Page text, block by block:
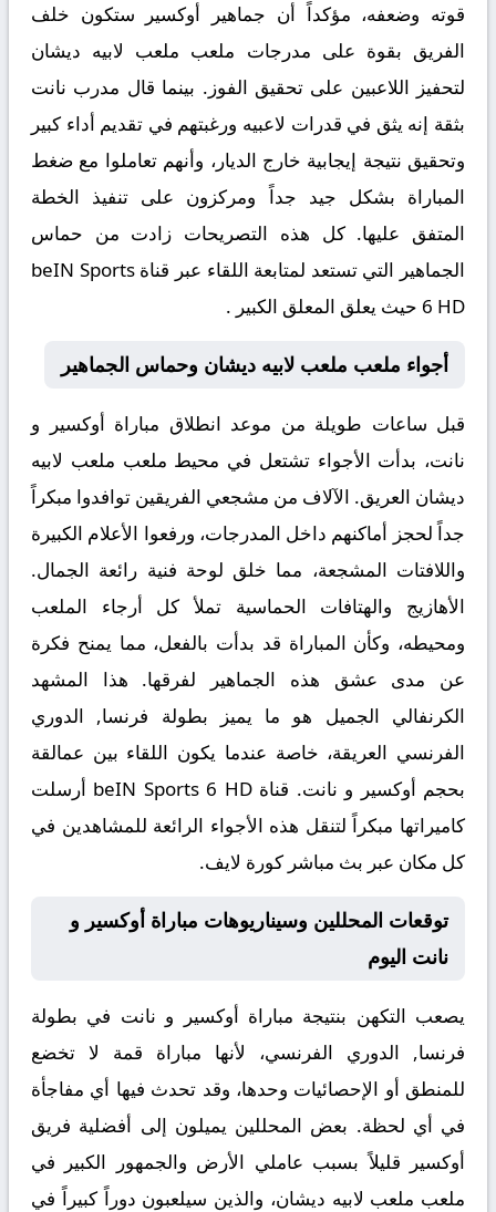
قوته وضعفه، مؤكداً أن جماهير أوكسير ستكون خلف
الفريق بقوة على مدرجات ملعب ملعب لابيه ديشان
لتحفيز اللاعبين على تحقيق الفوز. بينما قال مدرب نانت
بثقة إنه يثق في قدرات لاعبيه ورغبتهم في تقديم أداء كبير
وتحقيق نتيجة إيجابية خارج الديار، وأنهم تعاملوا مع ضغط
المباراة بشكل جيد جداً ومركزون على تنفيذ الخطة
المتفق عليها. كل هذه التصريحات زادت من حماس
الجماهير التي تستعد لمتابعة اللقاء عبر قناة beIN Sports
6 HD حيث يعلق المعلق الكبير .
أجواء ملعب ملعب لابيه ديشان وحماس الجماهير
قبل ساعات طويلة من موعد انطلاق مباراة أوكسير و
نانت، بدأت الأجواء تشتعل في محيط ملعب ملعب لابيه
ديشان العريق. الآلاف من مشجعي الفريقين توافدوا مبكراً
جداً لحجز أماكنهم داخل المدرجات، ورفعوا الأعلام الكبيرة
واللافتات المشجعة، مما خلق لوحة فنية رائعة الجمال.
الأهازيج والهتافات الحماسية تملأ كل أرجاء الملعب
ومحيطه، وكأن المباراة قد بدأت بالفعل، مما يمنح فكرة
عن مدى عشق هذه الجماهير لفرقها. هذا المشهد
الكرنفالي الجميل هو ما يميز بطولة فرنسا, الدوري
الفرنسي العريقة، خاصة عندما يكون اللقاء بين عمالقة
بحجم أوكسير و نانت. قناة beIN Sports 6 HD أرسلت
كاميراتها مبكراً لتنقل هذه الأجواء الرائعة للمشاهدين في
كل مكان عبر بث مباشر كورة لايف.
توقعات المحللين وسيناريوهات مباراة أوكسير و
نانت اليوم
يصعب التكهن بنتيجة مباراة أوكسير و نانت في بطولة
فرنسا, الدوري الفرنسي، لأنها مباراة قمة لا تخضع
للمنطق أو الإحصائيات وحدها، وقد تحدث فيها أي مفاجأة
في أي لحظة. بعض المحللين يميلون إلى أفضلية فريق
أوكسير قليلاً بسبب عاملي الأرض والجمهور الكبير في
ملعب ملعب لابيه ديشان، والذين سيلعبون دوراً كبيراً في